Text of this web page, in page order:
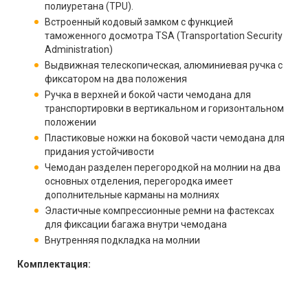
полиуретана (TPU).
Встроенный кодовый замком с функцией
таможенного досмотра TSA (Transportation Security
Administration)
Выдвижная телескопическая, алюминиевая ручка с
фиксатором на два положения
Ручка в верхней и бокой части чемодана для
транспортировки в вертикальном и горизонтальном
положении
Пластиковые ножки на боковой части чемодана для
придания устойчивости
Чемодан разделен перегородкой на молнии на два
основных отделения, перегородка имеет
дополнительные карманы на молниях
Эластичные компрессионные ремни на фастексах
для фиксации багажа внутри чемодана
Внутренняя подкладка на молнии
Комплектация: